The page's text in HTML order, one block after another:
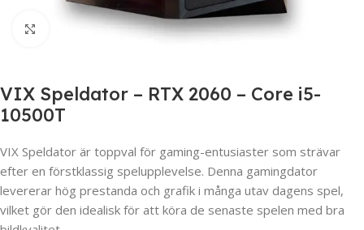
Click to enlarge
VIX Speldator – RTX 2060 – Core i5-
10500T
VIX Speldator är toppval för gaming-entusiaster som strävar
efter en förstklassig spelupplevelse. Denna gamingdator
levererar hög prestanda och grafik i många utav dagens spel,
vilket gör den idealisk för att köra de senaste spelen med bra